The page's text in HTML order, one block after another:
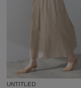
UNTITLED